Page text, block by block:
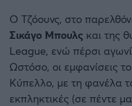
Ηρακλής
Μπαρτσελόνα
Ρεάλ Μαδρίτης
Ο Τζόουνς, στο
Σικάγο Μπουλς και της
League, ενώ πέρσι
Ωστόσο, οι εμφανίσεις
Κύπελλο, με τη φανέλα
εκπληκτικές (σε πέντε